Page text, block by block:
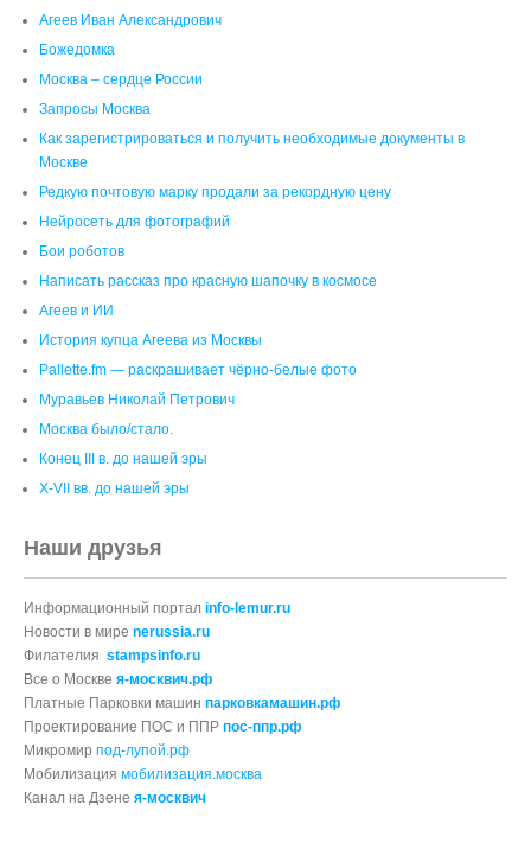
Агеев Иван Александрович
Божедомка
Москва – сердце России
Запросы Москва
Как зарегистрироваться и получить необходимые документы в
Москве
Редкую почтовую марку продали за рекордную цену
Нейросеть для фотографий
Бои роботов
Написать рассказ про красную шапочку в космосе
Агеев и ИИ
История купца Агеева из Москвы
Pallette.fm — раскрашивает чёрно‑белые фото
Муравьев Николай Петрович
Москва было/стало.
Конец III в. до нашей эры
X-VII вв. до нашей эры
Наши друзья
Информационный портал info-lemur.ru
Новости в мире nerussia.ru
Филателия stampsinfo.ru
Все о Москве я-москвич.рф
Платные Парковки машин парковкамашин.рф
Проектирование ПОС и ППР пос-ппр.рф
Микромир под-лупой.рф
Мобилизация мобилизация.москва
Канал на Дзене я-москвич